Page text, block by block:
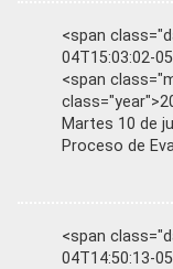
<span
04T15:03:02-
<span
Martes 10 de
Proceso de
<span
04T14:50:13-